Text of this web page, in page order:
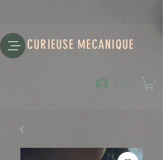
CURIEUSE MECANIQUE
Log-in